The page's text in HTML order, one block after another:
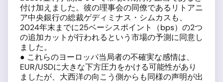
付け加えました。彼の理事会の同僚であるリトアニ
ア中央銀行の総裁ゲディミナス・シムカスも、
2024年末までに25ベーシスポイント（bps）の2つ
の追加カットが行われるという市場の予測に同意し
ました。
● これらのヨーロッパ当局者の不確実な感情は、
EUR/USDに大きな下方圧力をかける可能性があり
ましたが、大西洋の向こう側からも同様の声明が出